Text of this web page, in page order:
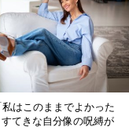
はこのままでよかった
てきな自分像の呪縛が